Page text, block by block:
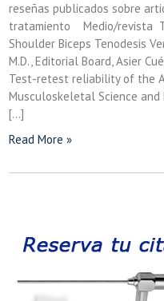
reseñas publicados sobre
tratamiento Medio/revista
Shoulder Biceps Tenodesis
M.D., Editorial Board, Asier
Test-retest reliability of the
Musculoskeletal Science
[…]
Read More »